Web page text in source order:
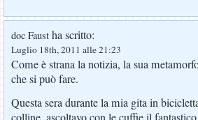
doc Faust ha scritto:
Luglio 18th, 2011 alle 21:23
Come è strana la notizia, la sua
che si può fare.
Questa sera durante la mia gita in